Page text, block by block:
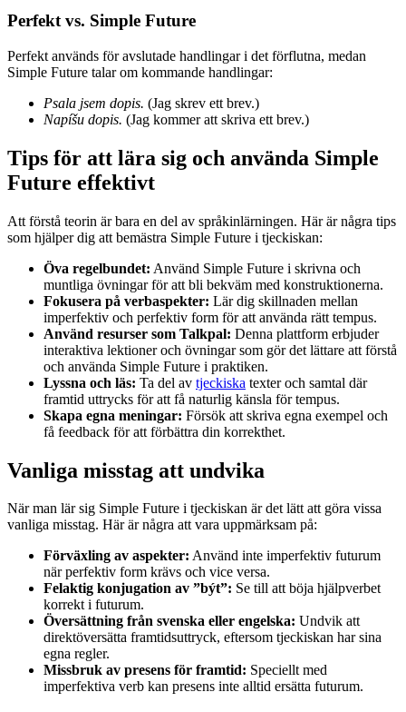
Perfekt vs. Simple Future
Perfekt används för avslutade handlingar i det förflutna, medan
Simple Future talar om kommande handlingar:
Psala jsem dopis. (Jag skrev ett brev.)
Napíšu dopis. (Jag kommer att skriva ett brev.)
Tips för att lära sig och använda Simple
Future effektivt
Att förstå teorin är bara en del av språkinlärningen. Här är några tips
som hjälper dig att bemästra Simple Future i tjeckiskan:
Öva regelbundet: Använd Simple Future i skrivna och
muntliga övningar för att bli bekväm med konstruktionerna.
Fokusera på verbaspekter: Lär dig skillnaden mellan
imperfektiv och perfektiv form för att använda rätt tempus.
Använd resurser som Talkpal: Denna plattform erbjuder
interaktiva lektioner och övningar som gör det lättare att förstå
och använda Simple Future i praktiken.
Lyssna och läs: Ta del av tjeckiska texter och samtal där
framtid uttrycks för att få naturlig känsla för tempus.
Skapa egna meningar: Försök att skriva egna exempel och
få feedback för att förbättra din korrekthet.
Vanliga misstag att undvika
När man lär sig Simple Future i tjeckiskan är det lätt att göra vissa
vanliga misstag. Här är några att vara uppmärksam på:
Förväxling av aspekter: Använd inte imperfektiv futurum
när perfektiv form krävs och vice versa.
Felaktig konjugation av ”být”: Se till att böja hjälpverbet
korrekt i futurum.
Översättning från svenska eller engelska: Undvik att
direktöversätta framtidsuttryck, eftersom tjeckiskan har sina
egna regler.
Missbruk av presens för framtid: Speciellt med
imperfektiva verb kan presens inte alltid ersätta futurum.